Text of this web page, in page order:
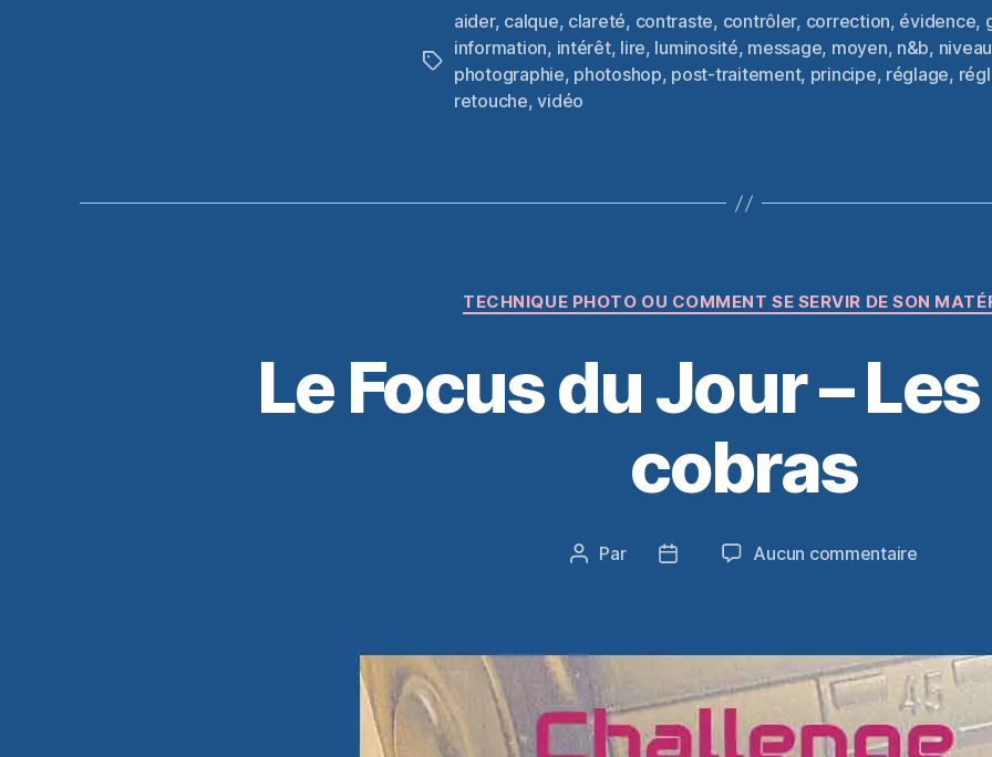
Étiquettes
aider, calque, clareté, contraste, contrôler, correction, évidence,
information, intérêt, lire, luminosité, message, moyen, n&b, niveau
photographie, photoshop, post-traitement, principe, réglage,
retouche,vidéo
Catégories
TECHNIQUE PHOTO OU COMMENT SE SERVIR DE SON
Le Focus du Jour –
cobras
Auteur
Par
Date
Aucun commentairesur
Jour
–
Les
flashes